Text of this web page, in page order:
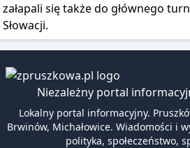
załapali się także do głównego
Słowacji.
Niezależny portal
Lokalny portal informacyjny.
Brwinów, Michałowice. Wiadomości i
polityka, społeczeństwo,